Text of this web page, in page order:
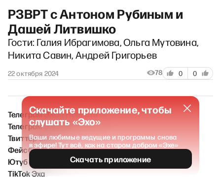
РЗВРТ с Антоном Рубиным и
Дашей Литвишко
Гости: Галия Ибрагимова, Ольга Мутовина,
Никита Савин, Андрей Григорьев
22 октября 2024 78 0 0
Скачайте приложение, чтобы
слушать «Эхо»
Ваши любимые ведущие и программы снова
в эфире! Тут всё, как на старом добром «Эхе»
Скачать приложение
Телеграм ЭХО / Новости
Телеграм ЭХО FM
Твиттер Эха
Фейсбук Эха
Ютуб Эха
TikTok Эха